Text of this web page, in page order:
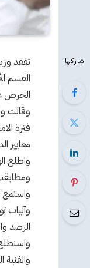
شاركها
تفقد
القسم
الحرص على
وقالت
فترة
معايير
واطلع
واستمع
وآليات
الرصد